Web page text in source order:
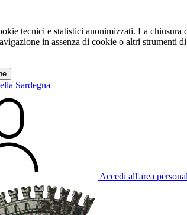
tecnici e statistici anonimizzati. La
in assenza di cookie o altri strumenti
Sardegna
Accedi all'area